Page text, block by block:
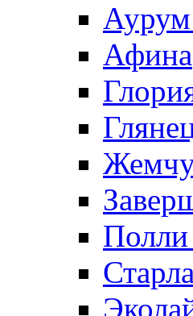
Афина
Полли